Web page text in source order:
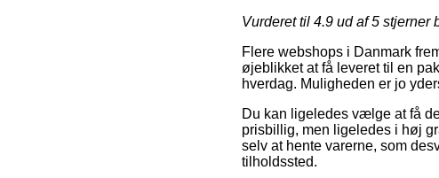
Vurderet til 4.9 ud af 5 stjerner
Flere webshops i Danmark
øjeblikket at få leveret til en
hverdag. Muligheden er jo
Du kan ligeledes vælge at få
prisbillig, men ligeledes i høj
selv at hente varerne, som
tilholdssted.